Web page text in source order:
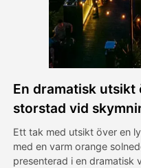
Andra verktyg
Visa
Galleri
Blogg
En dramatisk utsikt
storstad vid
Ett tak med utsikt över en
med en varm orange
presenterad i en dramatisk